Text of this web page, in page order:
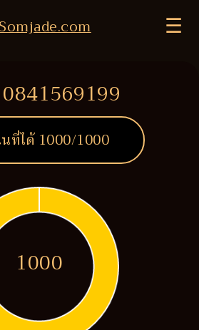
☰
0841569199
ที่ได้ 1000/1000
1000